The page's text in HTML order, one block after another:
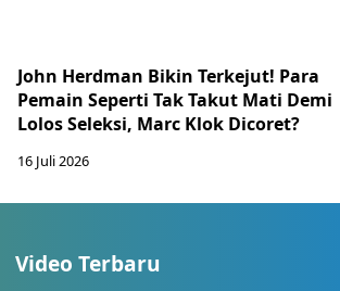
John Herdman Bikin Terkejut! Para
Pemain Seperti Tak Takut Mati Demi
Lolos Seleksi, Marc Klok Dicoret?
16 Juli 2026
Video Terbaru